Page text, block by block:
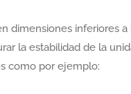
dimensiones inferiores a
la estabilidad de la
como por ejemplo: